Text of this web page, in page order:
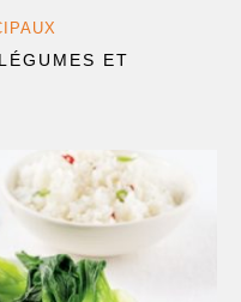
ET